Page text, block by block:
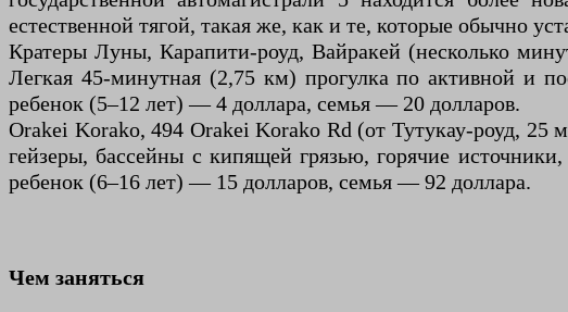
естественной тягой, такая же, как и те, которые обычно
Кратеры Луны, Карапити-роуд, Вайракей (несколько
Легкая 45-минутная (2,75 км) прогулка по активной и
ребенок (5–12 лет) — 4 доллара, семья — 20 долларов.
Orakei Korako, 494 Orakei Korako Rd (от Тутукау-роуд,
гейзеры, бассейны с кипящей грязью, горячие
ребенок (6–16 лет) — 15 долларов, семья — 92 доллара.
Чем заняться